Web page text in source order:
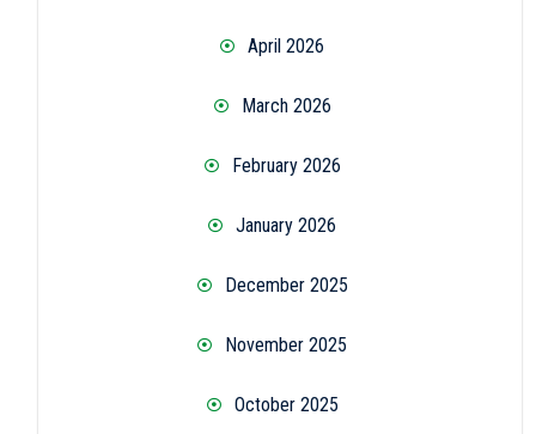
April 2026
March 2026
February 2026
January 2026
December 2025
November 2025
October 2025